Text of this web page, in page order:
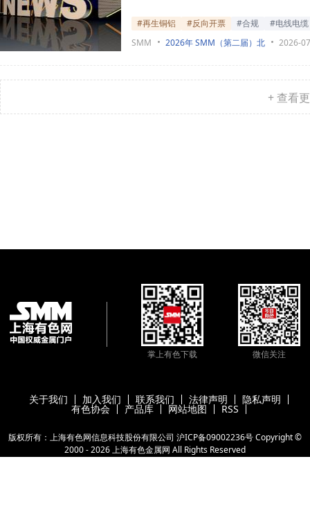
#再生铜铝 #反向开票 #合规
#电线电缆
SMM
2026年 SMM（第二届）北 2026-
+ 查看
掌上有色下载 微信关注
关于我们 加入我们 联系我们 法律声明 隐私声明
有色协会 产品库 网站地图 RSS
版权所有：上海有色网信息科技股份有限公司 沪ICP备09002236号Copyright ©
2000 -2026上海有色金属网 All Rights Reserved